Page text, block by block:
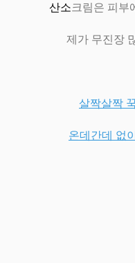
산소크림은 피부
제가 무진장
살짝살짝
온데간데 없